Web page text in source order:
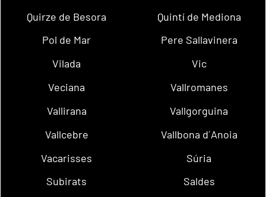
Quirze de Besora
Quintí de Mediona
Pol de Mar
Pere Sallavinera
Vilada
Vic
Veciana
Vallromanes
Vallirana
Vallgorguina
Vallcebre
Vallbona d´Anoia
Vacarisses
Súria
Subirats
Saldes